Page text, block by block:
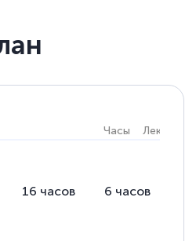
преподаватель
на все
и в течении
Часы Лекции
16 часов 6 часов